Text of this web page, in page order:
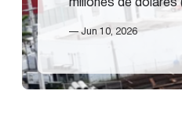
millones de
— Jun 10, 2026